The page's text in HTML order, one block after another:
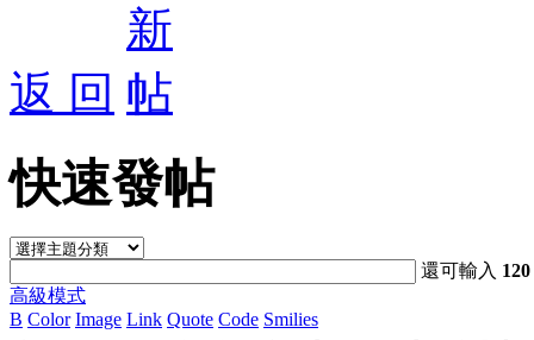
返 回
快速發帖
還可輸入 120
高級模式
B Color Image Link Quote Code Smilies